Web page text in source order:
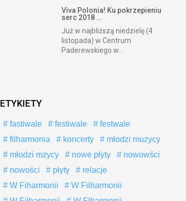
Viva Polonia! Ku pokrzepieniu
serc 2018 …
Już w najbliższą niedzielę (4
listopada) w Centrum
Paderewskiego w...
ETYKIETY
fastiwale festiwale
festwale
filharmonia
koncerty
młodzi muzycy
młodzi mzycy
nowe płyty
nowowści
nowości
płyty
relacje
W Fiharmonii
W Filharmonii